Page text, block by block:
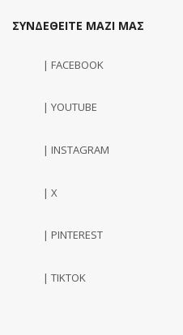
ΣΥΝΔΕΘΕΙΤΕ ΜΑΖΙ ΜΑΣ
| FACEBOOK
| YOUTUBE
| INSTAGRAM
| X
| PINTEREST
| TIKTOK